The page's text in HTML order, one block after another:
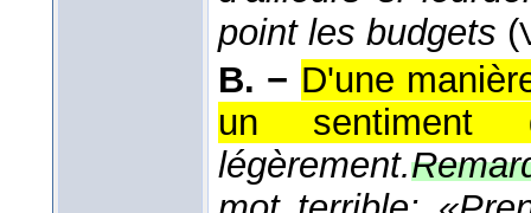
point les budgets (
B. − D'une
un sentiment
légèrement.